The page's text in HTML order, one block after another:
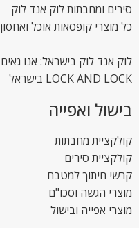
סירים ומחבתות לוק אנד לוק
כל מוצרי קופסאות אוכל ואחסון Lock&Lock
לוק אנד לוק בישראל: אנו
LOCK AND LOCK בישראל
בישול ואפייה
קולקציית מחבתות
קולקציית סירים
קרשי חיתוך למטבח
מוצרי הגשה וסכו"ם
מוצרי אפייה ובישול